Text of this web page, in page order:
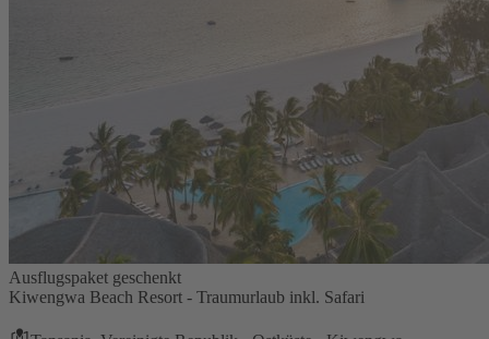
Ausflugspaket geschenkt
Kiwengwa Beach Resort - Traumurlaub inkl. Safari